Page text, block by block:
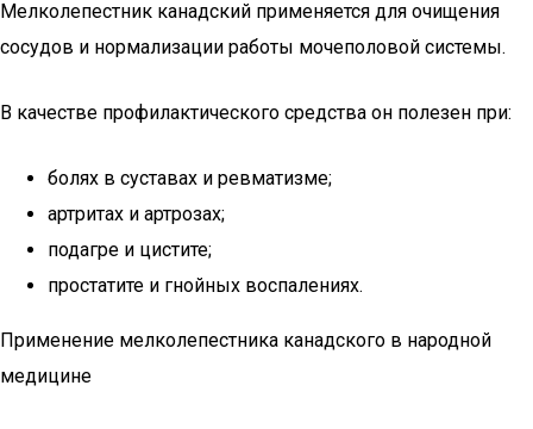
Мелколепестник канадский применяется для очищения
сосудов и нормализации работы мочеполовой системы.
В качестве профилактического средства он полезен при:
болях в суставах и ревматизме;
артритах и артрозах;
подагре и цистите;
простатите и гнойных воспалениях.
Применение мелколепестника канадского в народной
медицине